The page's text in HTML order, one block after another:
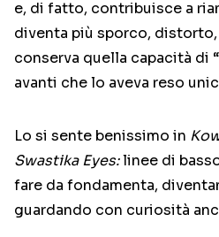
e, di fatto, contribuisce a
diventa più sporco,
conserva quella capacità di
avanti che lo aveva reso
Lo si sente benissimo in
Swastika Eyes:linee di
fare da fondamenta,
guardando con curiosità